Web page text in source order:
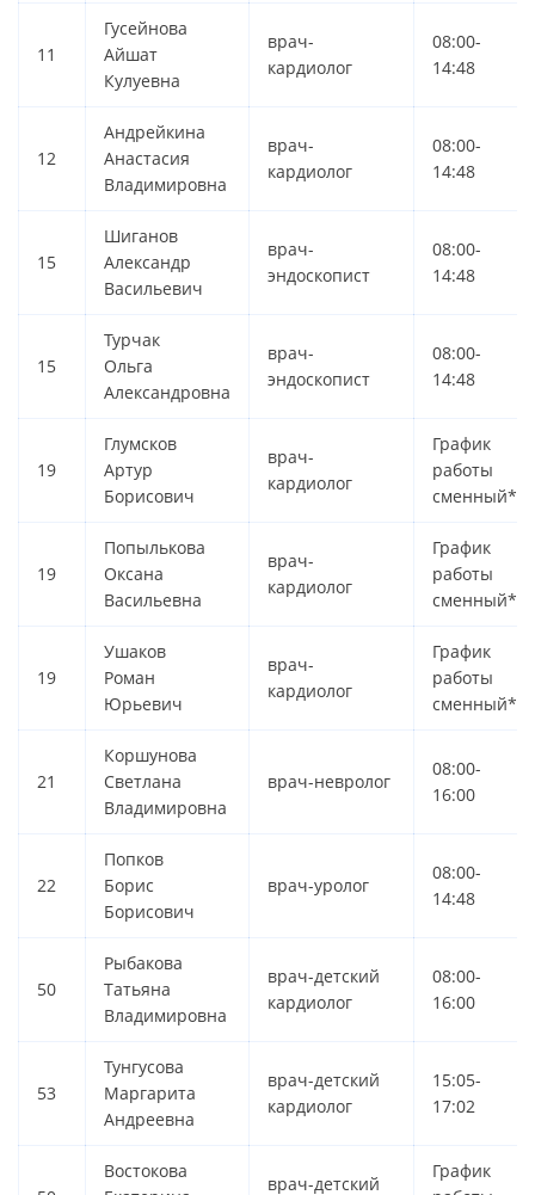
11
Гусейнова
Айшат
Кулуевна
врач-
кардиолог
08:00-
14:48
12
Андрейкина
Анастасия
Владимировна
врач-
кардиолог
08:00-
14:48
15
Шиганов
Александр
Васильевич
врач-
эндоскопист
08:00-
14:48
15
Турчак
Ольга
Александровна
врач-
эндоскопист
08:00-
14:48
19
Глумсков
Артур
Борисович
врач-
кардиолог
График
работы
сменный*
19
Попылькова
Оксана
Васильевна
врач-
кардиолог
График
работы
сменный*
19
Ушаков
Роман
Юрьевич
врач-
кардиолог
График
работы
сменный*
21
Коршунова
Светлана
Владимировна
врач-невролог
08:00-
16:00
22
Попков
Борис
Борисович
врач-уролог
08:00-
14:48
50
Рыбакова
Татьяна
Владимировна
врач-детский
кардиолог
08:00-
16:00
53
Тунгусова
Маргарита
Андреевна
врач-детский
кардиолог
15:05-
17:02
Востокова
врач-детский
График